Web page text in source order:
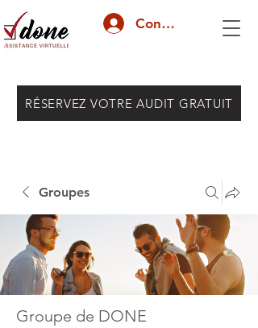
Connexion
RÉSERVEZ VOTRE AUDIT GRATUIT
Groupes
Groupe de DONE